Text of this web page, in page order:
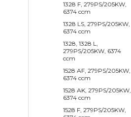
1328 F, 279PS/205KW,
6374 ccm
1328 LS, 279PS/205KW,
6374 ccm
1328, 1328 L,
279PS/205KW, 6374
ccm
1528 AF, 279PS/205KW,
6374 ccm
1528 AK, 279PS/205KW,
6374 ccm
1528 F, 279PS/205KW,